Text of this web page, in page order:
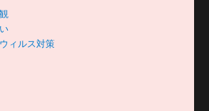
ィルス対策